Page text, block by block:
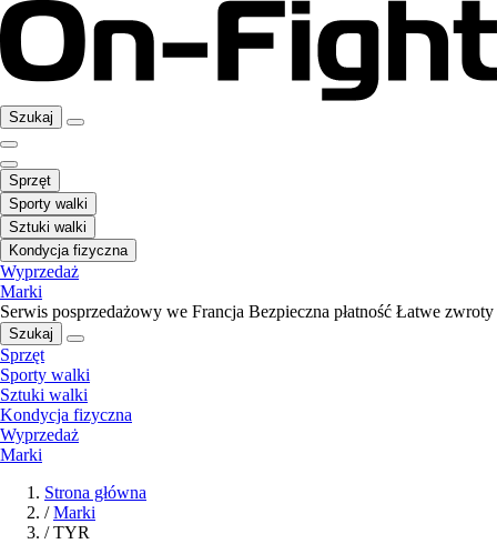
Szukaj
Sprzęt
Sporty walki
Sztuki walki
Kondycja fizyczna
Wyprzedaż
Marki
Serwis posprzedażowy we Francja Bezpieczna płatność Łatwe zwroty
Szukaj
Sprzęt
Sporty walki
Sztuki walki
Kondycja fizyczna
Wyprzedaż
Marki
Strona główna
/ Marki
/ TYR